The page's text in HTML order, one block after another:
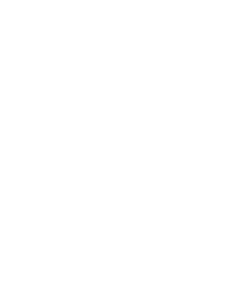
ხანგრძლივი დროით.
ფორმულა ორგანული
მაღალი ალპური Speick
ექსტრაქტით
ველური
ორგანული სალბი
აქვს ანტიბაქტერიული
აქვს დამამშვიდებელი
და ქერცლის
ახალი უჯრედების
კანის